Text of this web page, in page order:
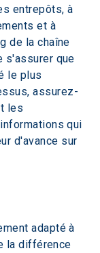
entrepôts, à
et à
de la chaîne
s'assurer que
le plus
assurez-
les
qui
d'avance sur
adapté à
la différence